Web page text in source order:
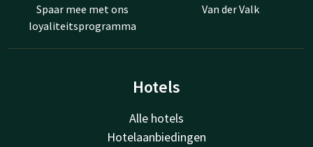
Spaar mee met ons
loyaliteitsprogramma
Van der Valk
Hotels
Alle hotels
Hotelaanbiedingen